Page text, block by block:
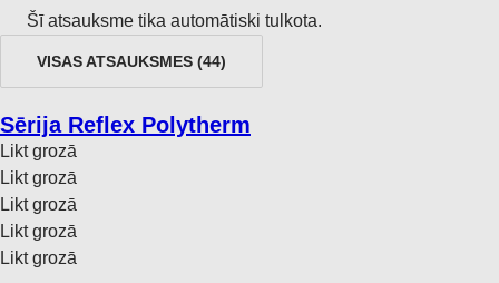
Šī atsauksme tika automātiski tulkota.
VISAS ATSAUKSMES (44)
Sērija Reflex Polytherm
Likt grozā
Likt grozā
Likt grozā
Likt grozā
Likt grozā